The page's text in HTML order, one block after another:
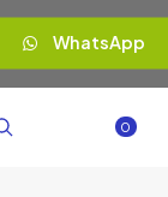
WhatsApp
0